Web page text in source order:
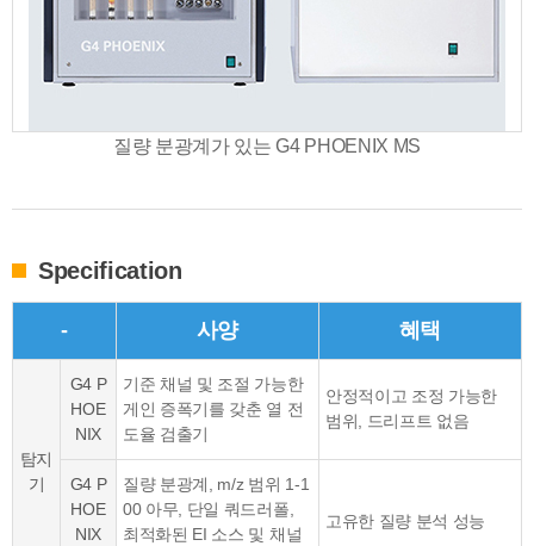
질량 분광계가 있는 G4 PHOENIX MS
Specification
- 사양 혜택
탐지
기
G4 P
HOE
NIX
기준 채널 및 조절 가능한
게인 증폭기를 갖춘 열 전
도율 검출기
안정적이고 조정 가능한
범위, 드리프트 없음
G4 P
HOE
NIX
질량 분광계, m/z 범위 1-1
00 아무, 단일 쿼드러폴,
최적화된 EI 소스 및 채널
고유한 질량 분석 성능